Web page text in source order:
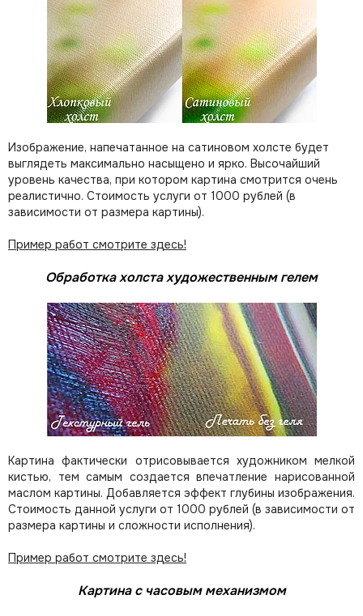
Изображение, напечатанное на сатиновом холсте будет
выглядеть максимально насыщено и ярко. Высочайший
уровень качества, при котором картина смотрится очень
реалистично. Стоимость услуги от 1000 рублей (в
зависимости от размера картины).
Пример работ смотрите здесь!
Обработка холста художественным гелем
Картина фактически отрисовывается художником мелкой
кистью, тем самым создается впечатление нарисованной
маслом картины. Добавляется эффект глубины изображения.
Стоимость данной услуги от 1000 рублей (в зависимости от
размера картины и сложности исполнения).
Пример работ смотрите здесь!
Картина с часовым механизмом